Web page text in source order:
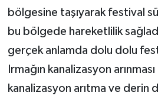
bölgesine taşıyarak festival
bu bölgede hareketlilik
gerçek anlamda dolu dolu
Irmağın kanalizasyon
kanalizasyon arıtma ve derin